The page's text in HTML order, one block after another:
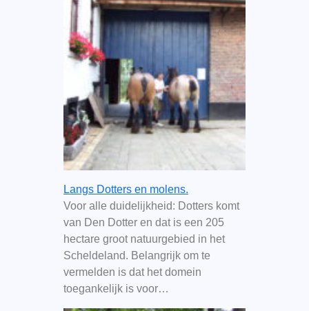
Langs Dotters en molens.
Voor alle duidelijkheid: Dotters komt
van Den Dotter en dat is een 205
hectare groot natuurgebied in het
Scheldeland. Belangrijk om te
vermelden is dat het domein
toegankelijk is voor…